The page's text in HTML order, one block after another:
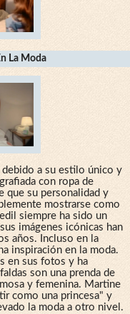
La Moda
a su estilo único y
con ropa de
que su personalidad y
mostrarse como
siempre ha sido un
imágenes icónicas han
años. Incluso en la
inspiración en la moda.
en sus fotos y ha
son una prenda de
y femenina. Martine
como una princesa" y
la moda a otro nivel.